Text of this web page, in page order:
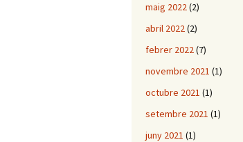
maig 2022(2)
abril 2022(2)
febrer 2022(7)
novembre 2021 (1)
octubre 2021 (1)
setembre 2021 (1)
juny 2021 (1)